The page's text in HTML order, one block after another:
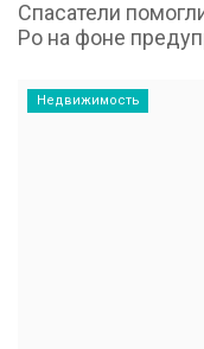
Спасатели
Ро на фоне
Недвижимость